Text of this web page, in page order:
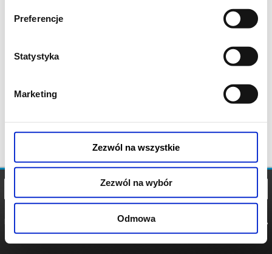
Preferencje
Statystyka
Marketing
Zezwól na wszystkie
Zezwól na wybór
Odmowa
POLITYKA
POLITYKA